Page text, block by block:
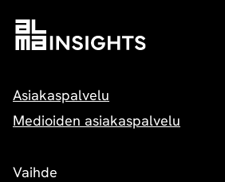
Asiakaspalvelu
Medioiden asiakaspalvelu
Vaihde